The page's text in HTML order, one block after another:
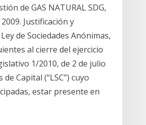
de GAS NATURAL SDG,
Justificación y
de Sociedades Anónimas,
al cierre del ejercicio
1/2010, de 2 de julio
Capital (“LSC”) cuyo
estar presente en